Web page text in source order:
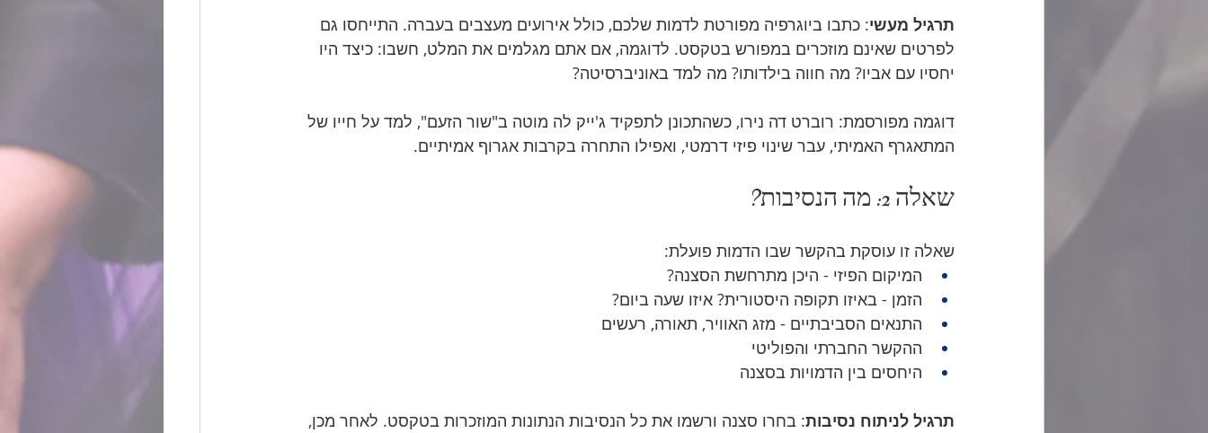
תרגיל מעשי: כתבו ביוגרפיה מפורטת לדמות שלכם, כולל אירועים מעצבים בעברה. התייחסו גם
לפרטים שאינם מוזכרים במפורש בטקסט. לדוגמה, אם אתם מגלמים את המלט, חשבו: כיצד היו
יחסיו עם אביו? מה חווה בילדותו? מה למד באוניברסיטה?
דוגמה מפורסמת: רוברט דה נירו, כשהתכונן לתפקיד ג'ייק לה מוטה ב"שור הזעם", למד על חייו של
המתאגרף האמיתי, עבר שינוי פיזי דרמטי, ואפילו התחרה בקרבות אגרוף אמיתיים.
שאלה 2: מה הנסיבות?
שאלה זו עוסקת בהקשר שבו הדמות פועלת:
המיקום הפיזי - היכן מתרחשת הסצנה?
הזמן - באיזו תקופה היסטורית? איזו שעה ביום?
התנאים הסביבתיים - מזג האוויר, תאורה, רעשים
ההקשר החברתי והפוליטי
היחסים בין הדמויות בסצנה
תרגיל לניתוח נסיבות: בחרו סצנה ורשמו את כל הנסיבות הנתונות המוזכרות בטקסט. לאחר מכן,